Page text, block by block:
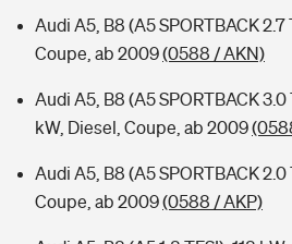
Audi A5, B8 (A5 SPORTBACK 2.7
Coupe, ab 2009(0588 / AKN)
Audi A5, B8 (A5 SPORTBACK 3.0
kW, Diesel, Coupe, ab 2009
Audi A5, B8 (A5 SPORTBACK 2.0
Coupe, ab 2009(0588 / AKP)